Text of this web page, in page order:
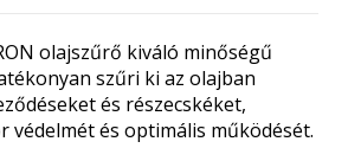
olajszűrő kiváló minőségű
szűri ki az olajban
és részecskéket,
védelmét és optimális működését.